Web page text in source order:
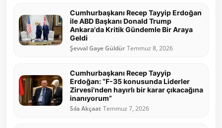
Cumhurbaşkanı Recep Tayyip Erdoğan
ile ABD Başkanı Donald Trump
Ankara'da Kritik Gündemle Bir Araya
Geldi
Şevval Gaye Güldür Temmuz 8, 2026
Cumhurbaşkanı Recep Tayyip
Erdoğan: “F-35 konusunda Liderler
Zirvesi'nden hayırlı bir karar çıkacağına
inanıyorum”
Sıla Akçaat Temmuz 7, 2026